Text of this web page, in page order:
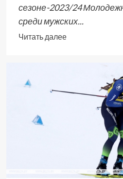
сезоне-2023/24
среди мужских...
Читать далее